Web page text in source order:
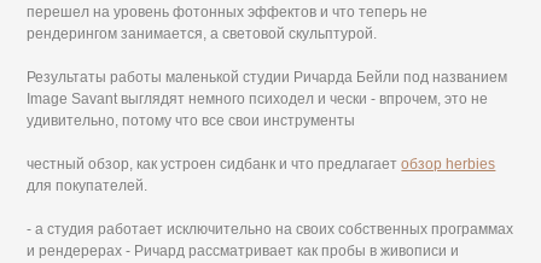
перешел на уровень фотонных эффектов и что теперь не
рендерингом занимается, а световой скульптурой.
Результаты работы маленькой студии Ричарда Бейли под названием
Image Savant выглядят немного психодел и чески - впрочем, это не
удивительно, потому что все свои инструменты
честный обзор, как устроен сидбанк и что предлагаетобзор herbies
для покупателей.
- а студия работает исключительно на своих собственных программах
и рендерерах - Ричард рассматривает как пробы в живописи и